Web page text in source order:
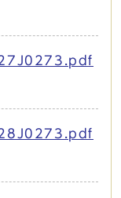
27J0273.pdf
28J0273.pdf